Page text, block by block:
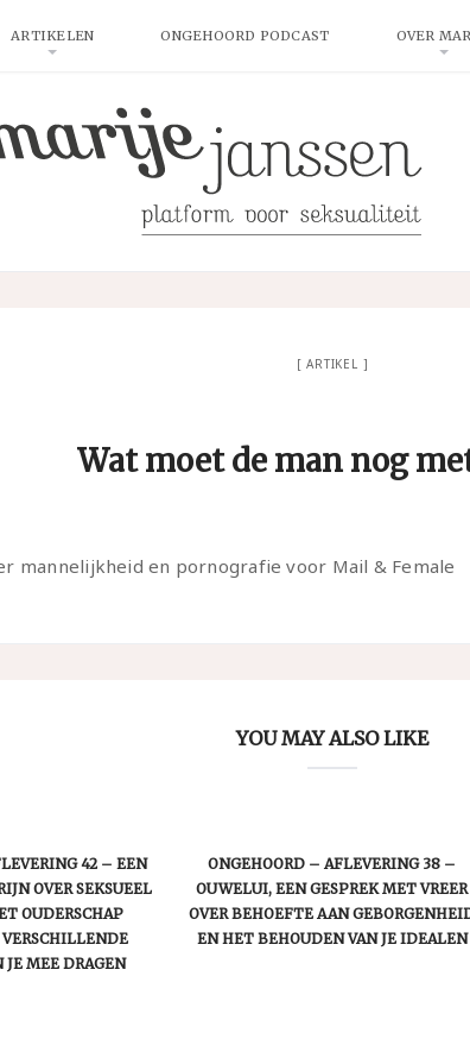
ARTIKELEN ONGEHOORD PODCAST OVER
ARTIKEL
Wat moet de man nog
mannelijkheid en pornografie voor Mail & Female
YOU MAY ALSO LIKE
42 – EEN
OVER SEKSUEEL
OUDERSCHAP
MEE DRAGEN
ONGEHOORD – AFLEVERING 38 –
OUWELUI, EEN GESPREK MET VREER
OVER BEHOEFTE AAN
EN HET BEHOUDEN VAN JE IDEALEN